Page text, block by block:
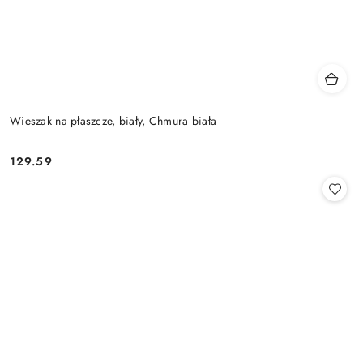
Wieszak na płaszcze, biały, Chmura biała
Cena:
129.59